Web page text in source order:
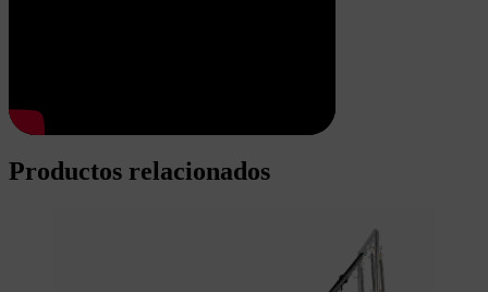
Productos relacionados